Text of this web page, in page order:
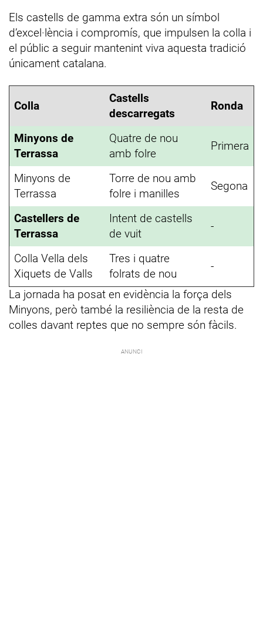
Els castells de gamma extra són un símbol
d’excel·lència i compromís, que impulsen la colla i
el públic a seguir mantenint viva aquesta tradició
únicament catalana.
Colla
Castells
descarregats
Ronda
Minyons de
Terrassa
Quatre de nou
amb folre
Primera
Minyons de
Terrassa
Torre de nou amb
folre i manilles
Segona
Castellers de
Terrassa
Intent de castells
de vuit
-
Colla Vella dels
Xiquets de Valls
Tres i quatre
folrats de nou
-
La jornada ha posat en evidència la força dels
Minyons, però també la resiliència de la resta de
colles davant reptes que no sempre són fàcils.